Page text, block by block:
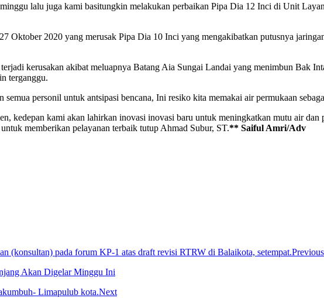
lalu juga kami basitungkin melakukan perbaikan Pipa Dia 12 Inci di Unit
Oktober 2020 yang merusak Pipa Dia 10 Inci yang mengakibatkan putusnya
kerusakan akibat meluapnya Batang Aia Sungai Landai yang menimbun Bak
terganggu.
semua personil untuk antsipasi bencana, Ini resiko kita memakai air permukaan
kedepan kami akan lahirkan inovasi inovasi baru untuk meningkatkan mutu air
memberikan pelayanan terbaik tutup Ahmad Subur, ST.** Saiful Amri/Adv
Previous
Akan Digelar Minggu Ini
Next